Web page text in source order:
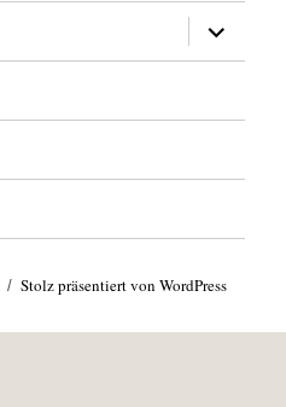
anzeigen
Stolz präsentiert von WordPress